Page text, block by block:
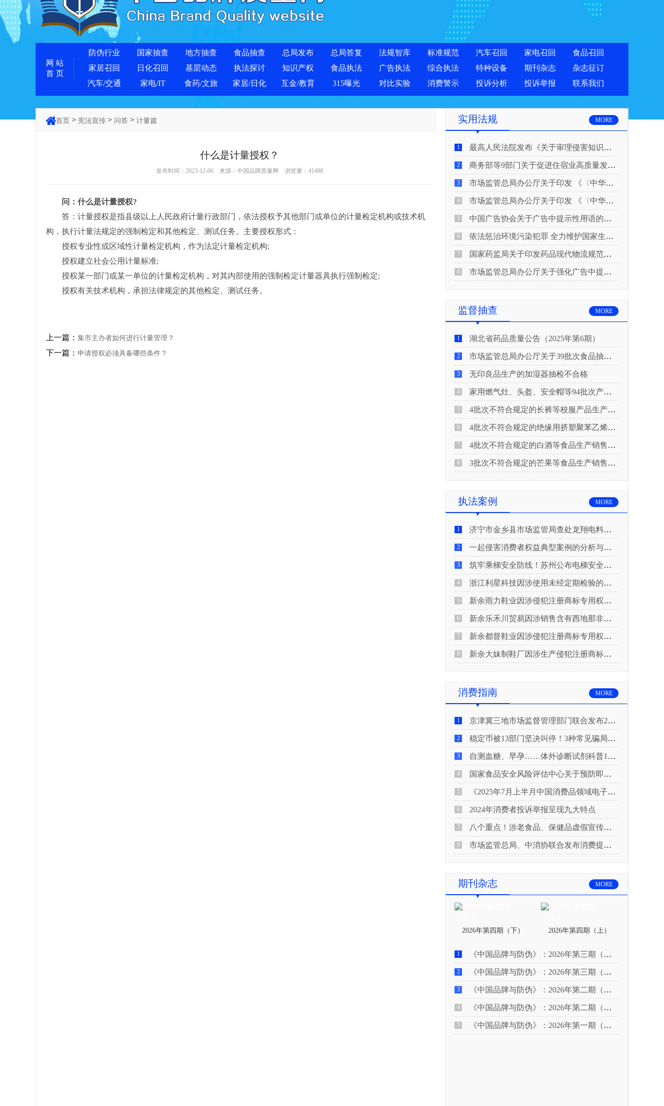
网 站
首 页
防伪行业 国家抽查 地方抽查 食品抽查 总局发布 总局答复 法规智库 标准规范 汽车召回 家电召回
食品召回
家居召回
日化召回 基层动态 执法探讨 知识产权 食品执法 广告执法 综合执法 特种设备 期刊杂志
杂志征订
汽车/交通
家电/IT 食药/文旅 家居/日化 互金/教育 315曝光 对比实验 消费警示 投诉分析 投诉举报 联系我们
首页 > 宪法宣传 > 问答 > 计量篇
什么是计量授权？
发布时间：2023-12-06 来源： 中国品牌质量网 浏览量： 41498
问：什么是计量授权?
答：计量授权是指县级以上人民政府计量行政部门，依法授权予其他部门或单位的计量检定机构或技术机
构，执行计量法规定的强制检定和其他检定、测试任务。主要授权形式：
授权专业性或区域性计量检定机构，作为法定计量检定机构;
授权建立社会公用计量标准;
授权某一部门或某一单位的计量检定机构，对其内部使用的强制检定计量器具执行强制检定;
授权有关技术机构，承担法律规定的其他检定、测试任务。
上一篇： 集市主办者如何进行计量管理？
下一篇： 申请授权必须具备哪些条件？
实用法规 MORE
1 最高人民法院发布《关于审理侵害知识产权民事纠纷案件适用惩罚性赔偿的解释》
2 商务部等9部门关于促进住宿业高质量发展的指导意见
3 市场监管总局办公厅关于印发 《〈中华人民共和国广告法〉适用问题 执法指南（二）》的通知
4 市场监管总局办公厅关于印发 《〈中华人民共和国广告法〉适用问题 执法指南（一）》的通知
5 中国广告协会关于广告中提示性用语的合规风险提示
6 依法惩治环境污染犯罪 全力维护国家生态安全 “两高”公布《关于修改〈最高人民法院、最高人民检察院关于办理环境污染刑事案件适用法律若干问题的解释〉的决定》
7 国家药监局关于印发药品现代物流规范化建设指导意见的通知
8 市场监管总局办公厅关于强化广告中提示性用语监管工作的通知
监督抽查 MORE
1 湖北省药品质量公告（2025年第6期）
2 市场监管总局办公厅关于39批次食品抽检不合格情况的通报
3 无印良品生产的加湿器抽检不合格
4 家用燃气灶、头盔、安全帽等94批次产品抽查不合格！
5 4批次不符合规定的长裤等校服产品生产销售企业被济南市市场监管局通报！
6 4批次不符合规定的绝缘用挤塑聚苯乙烯泡沫板（XPS）等产品生产销售企业被广元市市场监督管理局通报！
7 4批次不符合规定的白酒等食品生产销售企业被重庆市市场监督管理局通告！
8 3批次不符合规定的芒果等食品生产销售企业被长治市屯留区市场监督管理局公告！
执法案例 MORE
1 济宁市金乡县市场监管局查处龙翔电料批发部非法销售电线电缆案
2 一起侵害消费者权益典型案例的分析与启示
3 筑牢乘梯安全防线！苏州公布电梯安全领域典型案例
4 浙江利星科技因涉使用未经定期检验的压力管道被查
5 新余雨力鞋业因涉侵犯注册商标专用权被查
6 新余乐禾川贸易因涉销售含有西地那非的保健食品被查
7 新余都督鞋业因涉侵犯注册商标专用权被查
8 新余大妹制鞋厂因涉生产侵犯注册商标专用权的产品被查
消费指南 MORE
1 京津冀三地市场监督管理部门联合发布2026年春节期间消费提示
2 稳定币被13部门坚决叫停！3种常见骗局“套路”曝光
3 自测血糖、早孕……体外诊断试剂科普10问来了！建议收藏
4 国家食品安全风险评估中心关于预防即食真空包装肉制品肉毒中毒的风险提示
5 《2025年7月上半月中国消费品领域电子电器行业产品质量投诉分析报告》
6 2024年消费者投诉举报呈现九大特点
7 八个重点！涉老食品、保健品虚假宣传识别技巧
8 市场监管总局、中消协联合发布消费提示：关注检测报告：果蔬安全的“通行证”
期刊杂志 MORE
2026年第四期（下） 2026年第四期（上）
1 《中国品牌与防伪》：2026年第三期（下）
2 《中国品牌与防伪》：2026年第三期（上）
3 《中国品牌与防伪》：2026年第二期（下）
4 《中国品牌与防伪》：2026年第二期（上）
5 《中国品牌与防伪》：2026年第一期（下）